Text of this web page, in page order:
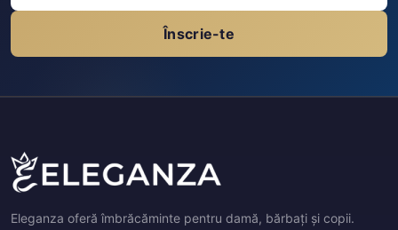
Înscrie-te
Eleganza oferă îmbrăcăminte pentru damă, bărbați și copii.